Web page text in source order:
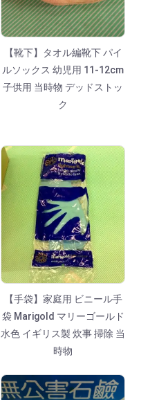
【靴下】タオル編靴下 パイ
ルソックス 幼児用 11-12cm
子供用 当時物 デッドストッ
ク
【手袋】家庭用 ビニール手
袋 Marigold マリーゴールド
水色 イギリス製 炊事 掃除 当
時物